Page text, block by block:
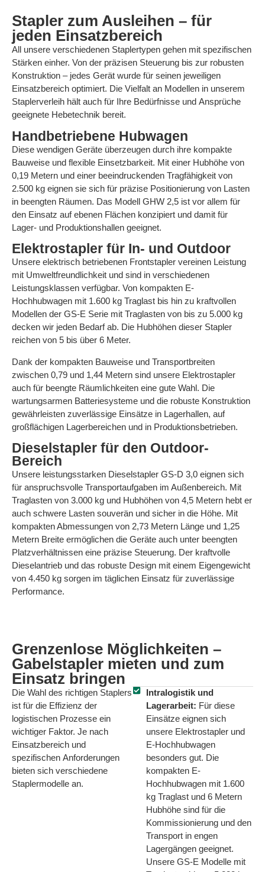
Stapler zum Ausleihen – für
jeden Einsatzbereich
All unsere verschiedenen Staplertypen gehen mit spezifischen
Stärken einher. Von der präzisen Steuerung bis zur robusten
Konstruktion – jedes Gerät wurde für seinen jeweiligen
Einsatzbereich optimiert. Die Vielfalt an Modellen in unserem
Staplerverleih hält auch für Ihre Bedürfnisse und Ansprüche
geeignete Hebetechnik bereit.
Handbetriebene Hubwagen
Diese wendigen Geräte überzeugen durch ihre kompakte
Bauweise und flexible Einsetzbarkeit. Mit einer Hubhöhe von
0,19 Metern und einer beeindruckenden Tragfähigkeit von
2.500 kg eignen sie sich für präzise Positionierung von Lasten
in beengten Räumen. Das Modell GHW 2,5 ist vor allem für
den Einsatz auf ebenen Flächen konzipiert und damit für
Lager- und Produktionshallen geeignet.
Elektrostapler für In- und Outdoor
Unsere elektrisch betriebenen Frontstapler vereinen Leistung
mit Umweltfreundlichkeit und sind in verschiedenen
Leistungsklassen verfügbar. Von kompakten E-
Hochhubwagen mit 1.600 kg Traglast bis hin zu kraftvollen
Modellen der GS-E Serie mit Traglasten von bis zu 5.000 kg
decken wir jeden Bedarf ab. Die Hubhöhen dieser Stapler
reichen von 5 bis über 6 Meter.
Dank der kompakten Bauweise und Transportbreiten
zwischen 0,79 und 1,44 Metern sind unsere Elektrostapler
auch für beengte Räumlichkeiten eine gute Wahl. Die
wartungsarmen Batteriesysteme und die robuste Konstruktion
gewährleisten zuverlässige Einsätze in Lagerhallen, auf
großflächigen Lagerbereichen und in Produktionsbetrieben.
Dieselstapler für den Outdoor-
Bereich
Unsere leistungsstarken Dieselstapler GS-D 3,0 eignen sich
für anspruchsvolle Transportaufgaben im Außenbereich. Mit
Traglasten von 3.000 kg und Hubhöhen von 4,5 Metern hebt er
auch schwere Lasten souverän und sicher in die Höhe. Mit
kompakten Abmessungen von 2,73 Metern Länge und 1,25
Metern Breite ermöglichen die Geräte auch unter beengten
Platzverhältnissen eine präzise Steuerung. Der kraftvolle
Dieselantrieb und das robuste Design mit einem Eigengewicht
von 4.450 kg sorgen im täglichen Einsatz für zuverlässige
Performance.
Grenzenlose Möglichkeiten –
Gabelstapler mieten und zum
Einsatz bringen
Die Wahl des richtigen Staplers
ist für die Effizienz der
logistischen Prozesse ein
wichtiger Faktor. Je nach
Einsatzbereich und
spezifischen Anforderungen
bieten sich verschiedene
Staplermodelle an.
Intralogistik und
Lagerarbeit: Für diese
Einsätze eignen sich
unsere Elektrostapler und
E-Hochhubwagen
besonders gut. Die
kompakten E-
Hochhubwagen mit 1.600
kg Traglast und 6 Metern
Hubhöhe sind für die
Kommissionierung und den
Transport in engen
Lagergängen geeignet.
Unsere GS-E Modelle mit